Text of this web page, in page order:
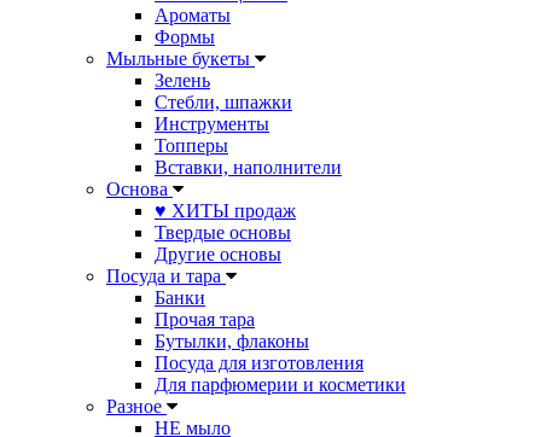
Ароматы
Формы
Мыльные букеты
Зелень
Стебли, шпажки
Инструменты
Топперы
Вставки, наполнители
Основа
♥ ХИТЫ продаж
Твердые основы
Другие основы
Посуда и тара
Банки
Прочая тара
Бутылки, флаконы
Посуда для изготовления
Для парфюмерии и косметики
Разное
НЕ мыло